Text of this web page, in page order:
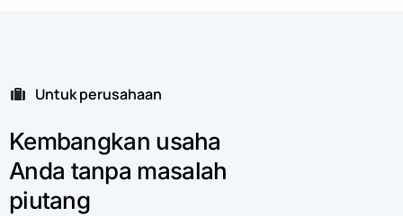
Untuk perusahaan
Kembangkan usaha
Anda tanpa masalah
piutang